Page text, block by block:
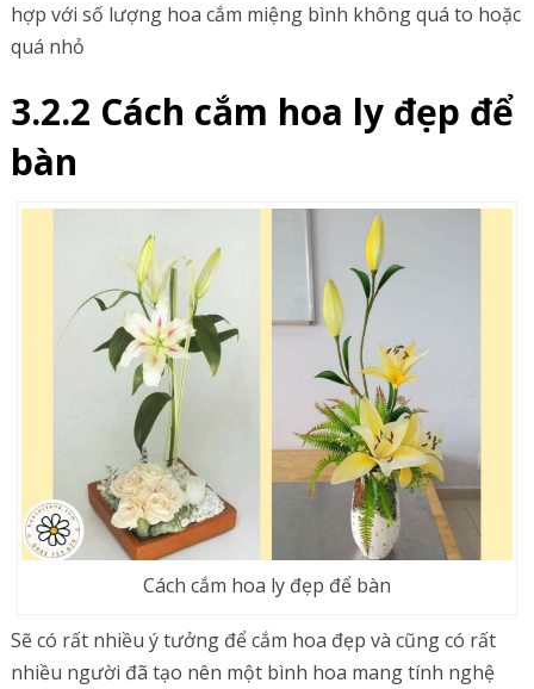
hợp với số lượng hoa cắm miệng bình không quá to hoặc
quá nhỏ
3.2.2 Cách cắm hoa ly đẹp để
bàn
Cách cắm hoa ly đẹp để bàn
Sẽ có rất nhiều ý tưởng để cắm hoa đẹp và cũng có rất
nhiều người đã tạo nên một bình hoa mang tính nghệ